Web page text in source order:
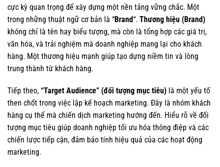
cực kỳ quan trọng để xây dựng một nền tảng vững chắc. Một
trong những thuật ngữ cơ bản là “Brand“. Thương hiệu (Brand)
không chỉ là tên hay biểu tượng, mà còn là tổng hợp các giá trị,
văn hóa, và trải nghiệm mà doanh nghiệp mang lại cho khách
hàng. Một thương hiệu mạnh giúp tạo dựng niềm tin và lòng
trung thành từ khách hàng.
Tiếp theo, “Target Audience” (đối tượng mục tiêu) là một yếu tố
then chốt trong việc lập kế hoạch marketing. Đây là nhóm khách
hàng cụ thể mà chiến dịch marketing hướng đến. Hiểu rõ về đối
tượng mục tiêu giúp doanh nghiệp tối ưu hóa thông điệp và các
chiến lược tiếp cận, đảm bảo tính hiệu quả của các hoạt động
marketing.